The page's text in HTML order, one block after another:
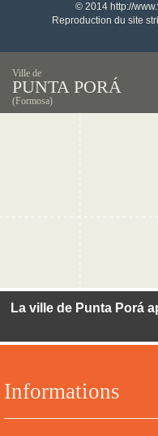
© 2014 http://
Reproduction du site
Ville de
PUNTA PORÁ
(Formosa)
Informations
La ville de Punta Porá